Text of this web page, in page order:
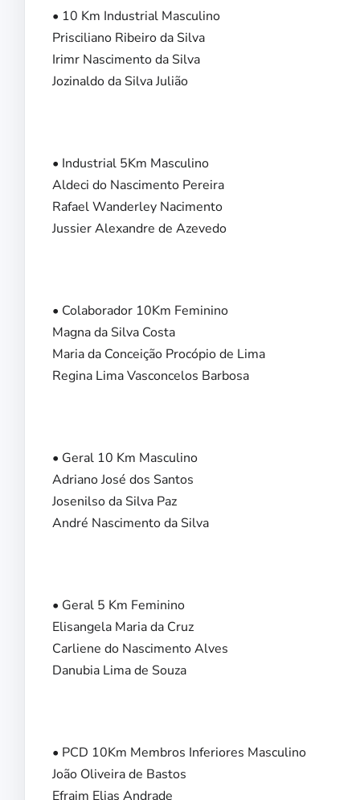
• 10 Km Industrial Masculino
Prisciliano Ribeiro da Silva
Irimr Nascimento da Silva
Jozinaldo da Silva Julião
• Industrial 5Km Masculino
Aldeci do Nascimento Pereira
Rafael Wanderley Nacimento
Jussier Alexandre de Azevedo
• Colaborador 10Km Feminino
Magna da Silva Costa
Maria da Conceição Procópio de Lima
Regina Lima Vasconcelos Barbosa
• Geral 10 Km Masculino
Adriano José dos Santos
Josenilso da Silva Paz
André Nascimento da Silva
• Geral 5 Km Feminino
Elisangela Maria da Cruz
Carliene do Nascimento Alves
Danubia Lima de Souza
• PCD 10Km Membros Inferiores Masculino
João Oliveira de Bastos
Efraim Elias Andrade